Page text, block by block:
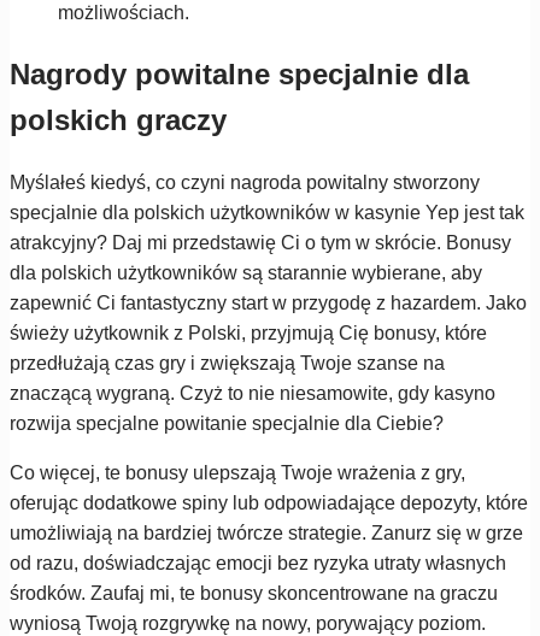
możliwościach.
Nagrody powitalne specjalnie dla
polskich graczy
Myślałeś kiedyś, co czyni nagroda powitalny stworzony
specjalnie dla polskich użytkowników w kasynie Yep jest tak
atrakcyjny? Daj mi przedstawię Ci o tym w skrócie. Bonusy
dla polskich użytkowników są starannie wybierane, aby
zapewnić Ci fantastyczny start w przygodę z hazardem. Jako
świeży użytkownik z Polski, przyjmują Cię bonusy, które
przedłużają czas gry i zwiększają Twoje szanse na
znaczącą wygraną. Czyż to nie niesamowite, gdy kasyno
rozwija specjalne powitanie specjalnie dla Ciebie?
Co więcej, te bonusy ulepszają Twoje wrażenia z gry,
oferując dodatkowe spiny lub odpowiadające depozyty, które
umożliwiają na bardziej twórcze strategie. Zanurz się w grze
od razu, doświadczając emocji bez ryzyka utraty własnych
środków. Zaufaj mi, te bonusy skoncentrowane na graczu
wyniosą Twoją rozgrywkę na nowy, porywający poziom.